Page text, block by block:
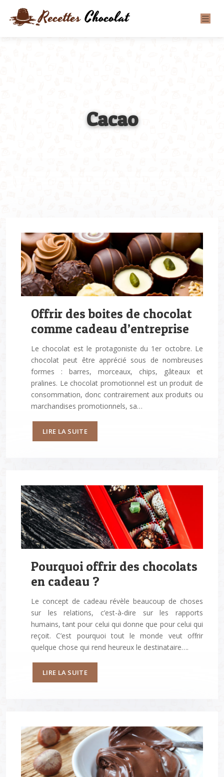
Cacao
Offrir des boites de chocolat
comme cadeau d’entreprise
Le chocolat est le protagoniste du 1er octobre. Le
chocolat peut être apprécié sous de nombreuses
formes : barres, morceaux, chips, gâteaux et
pralines. Le chocolat promotionnel est un produit de
consommation, donc contrairement aux produits ou
marchandises promotionnels, sa…
LIRE LA SUITE
Pourquoi offrir des chocolats
en cadeau ?
Le concept de cadeau révèle beaucoup de choses
sur les relations, c’est-à-dire sur les rapports
humains, tant pour celui qui donne que pour celui qui
reçoit. C’est pourquoi tout le monde veut offrir
quelque chose qui rend heureux le destinataire….
LIRE LA SUITE